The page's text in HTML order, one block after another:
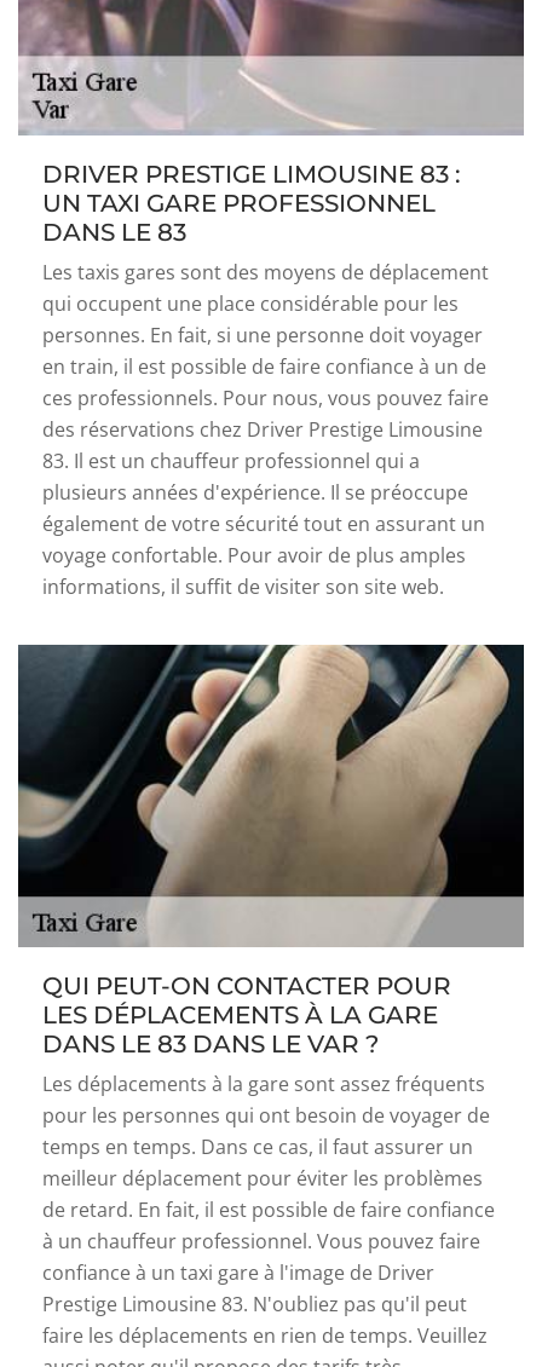
DRIVER PRESTIGE LIMOUSINE 83 :
UN TAXI GARE PROFESSIONNEL
DANS LE 83
Les taxis gares sont des moyens de déplacement
qui occupent une place considérable pour les
personnes. En fait, si une personne doit voyager
en train, il est possible de faire confiance à un de
ces professionnels. Pour nous, vous pouvez faire
des réservations chez Driver Prestige Limousine
83. Il est un chauffeur professionnel qui a
plusieurs années d'expérience. Il se préoccupe
également de votre sécurité tout en assurant un
voyage confortable. Pour avoir de plus amples
informations, il suffit de visiter son site web.
QUI PEUT-ON CONTACTER POUR
LES DÉPLACEMENTS À LA GARE
DANS LE 83 DANS LE VAR ?
Les déplacements à la gare sont assez fréquents
pour les personnes qui ont besoin de voyager de
temps en temps. Dans ce cas, il faut assurer un
meilleur déplacement pour éviter les problèmes
de retard. En fait, il est possible de faire confiance
à un chauffeur professionnel. Vous pouvez faire
confiance à un taxi gare à l'image de Driver
Prestige Limousine 83. N'oubliez pas qu'il peut
faire les déplacements en rien de temps. Veuillez